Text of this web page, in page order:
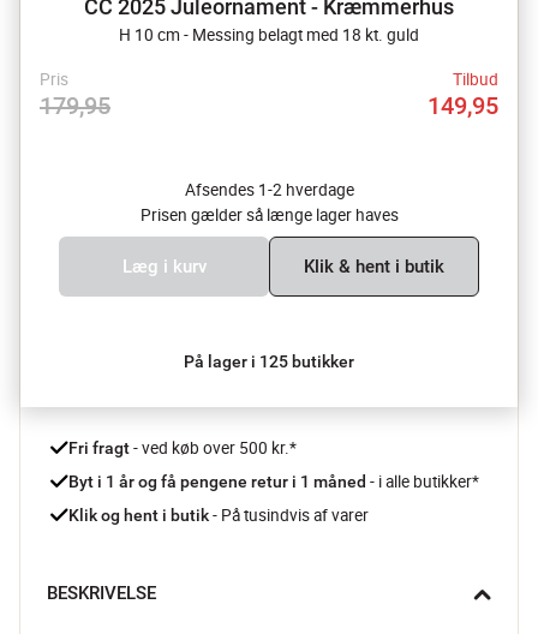
CC 2025 Juleornament - Kræmmerhus
H 10 cm - Messing belagt med 18 kt. guld
Pris
179,95
Tilbud
149,95
Afsendes 1-2 hverdage
Prisen gælder så længe lager haves
Læg i kurv Klik & hent i butik
På lager i 125 butikker
Fri fragt - ved køb over 500 kr.*
Byt i 1 år og få pengene retur i 1 måned - i alle butikker*
Klik og hent i butik - På tusindvis af varer
BESKRIVELSE